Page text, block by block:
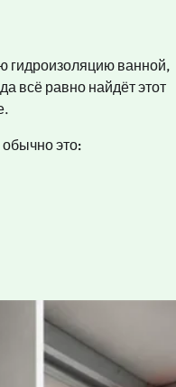
гидроизоляцию ванной,
всё равно найдёт этот
это: